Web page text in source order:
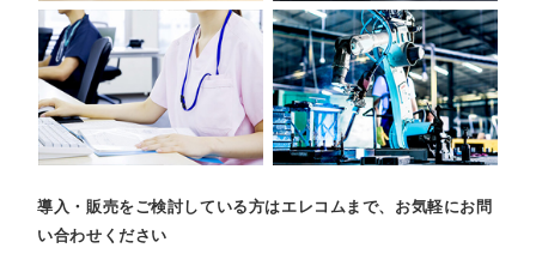
導入・販売をご検討している方はエレコムまで、お気軽にお問
い合わせください